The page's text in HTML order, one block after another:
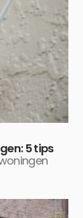
5 tips